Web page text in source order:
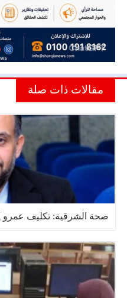
مقالات ذات صلة
صحة الشرقية: تكليف عمرو